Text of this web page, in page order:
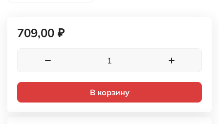
709,00 ₽
В корзину